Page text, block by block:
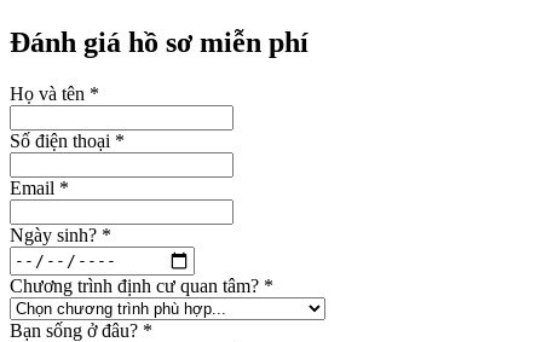
Đánh giá hồ sơ miễn phí
Họ và tên *
Số điện thoại *
Email *
Ngày sinh? *
Chương trình định cư quan tâm? *
Bạn sống ở đâu? *